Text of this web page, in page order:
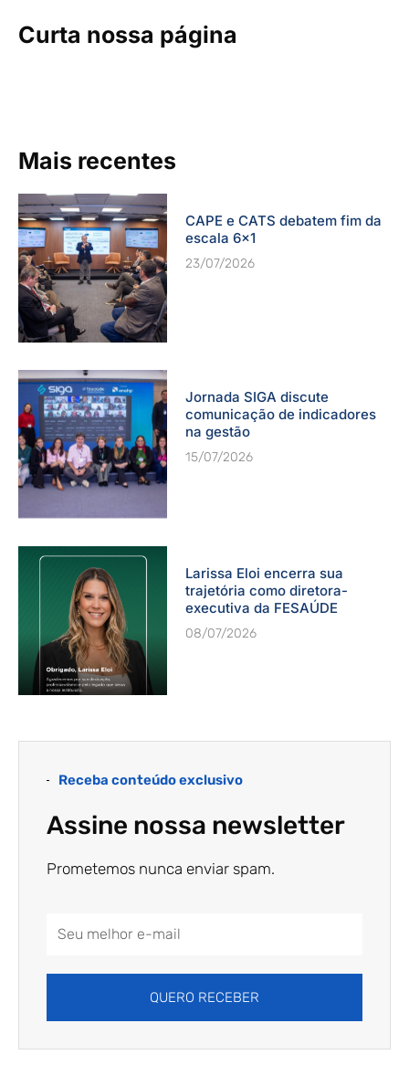
Curta nossa página
Mais recentes
CAPE e CATS debatem fim da
escala 6×1
23/07/2026
Jornada SIGA discute
comunicação de indicadores
na gestão
15/07/2026
Larissa Eloi encerra sua
trajetória como diretora-
executiva da FESAÚDE
08/07/2026
Receba conteúdo exclusivo
Assine nossa newsletter
Prometemos nunca enviar spam.
QUERO RECEBER